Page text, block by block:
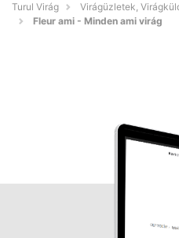
Turul Virág
Virágüzletek,
Fleur ami - Minden ami virág